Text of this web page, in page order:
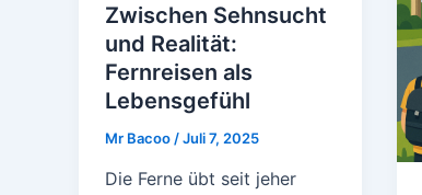
Zwischen Sehnsucht
und Realität:
Fernreisen als
Lebensgefühl
Mr Bacoo /Juli 7, 2025
Die Ferne übt seit jeher